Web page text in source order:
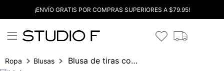
¡ENVÍO GRATIS POR COMPRAS SUPERIORES A $79.95!
Ropa Blusas Blusa de tiras con amarre